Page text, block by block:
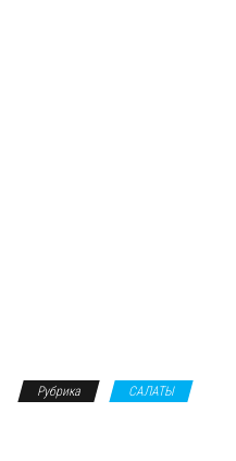
Рубрика САЛАТЫ